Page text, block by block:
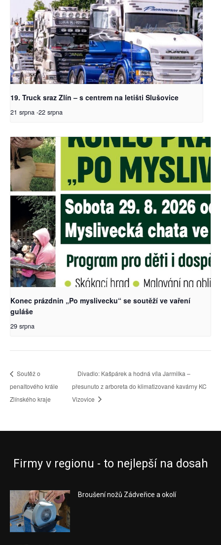
19. Truck sraz Zlín – s centrem na letišti Slušovice
21 srpna -22 srpna
Konec prázdnin „Po myslivecku“ se soutěží ve vaření
guláše
29 srpna
Soutěž o
penaltového krále
Zlínského kraje
Divadlo: Kašpárek a hodná víla Jarmilka –
přesunuto z arboreta do klimatizované kavárny KC
Vizovice
Firmy v regionu - to nejlepší na dosah
Broušení nožů Zádveřice a okolí